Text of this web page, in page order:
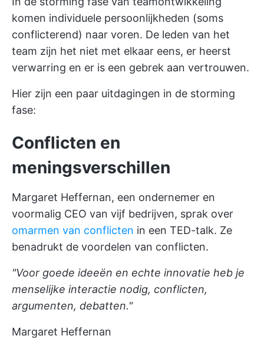
komen individuele persoonlijkheden (soms
conflicterend) naar voren. De leden van het
team zijn het niet met elkaar eens, er heerst
verwarring en er is een gebrek aan vertrouwen.
Hier zijn een paar uitdagingen in de storming
fase:
Conflicten en
meningsverschillen
Margaret Heffernan, een ondernemer en
voormalig CEO van vijf bedrijven, sprak over
omarmen van conflicten in een TED-talk. Ze
benadrukt de voordelen van conflicten.
"Voor goede ideeën en echte innovatie heb je
menselijke interactie nodig, conflicten,
argumenten, debatten."
Margaret Heffernan